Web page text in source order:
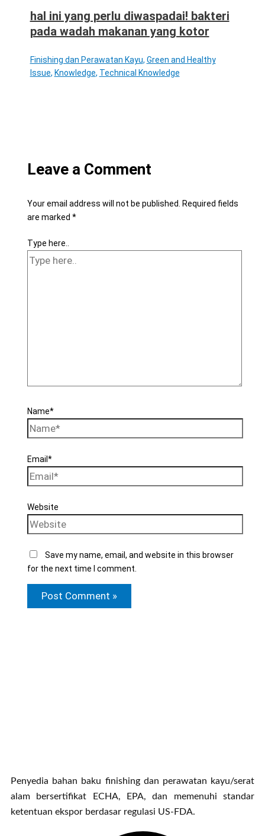
hal ini yang perlu diwaspadai! bakteri
pada wadah makanan yang kotor
Finishing dan Perawatan Kayu, Green and Healthy
Issue, Knowledge, Technical Knowledge
Leave a Comment
Your email address will not be published. Required fields
are marked *
Type here..
Name*
Email*
Website
Save my name, email, and website in this browser
for the next time I comment.
Penyedia bahan baku finishing dan perawatan kayu/serat
alam bersertifikat ECHA, EPA, dan memenuhi standar
ketentuan ekspor berdasar regulasi US-FDA.